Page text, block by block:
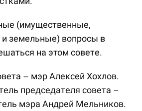
(имущественные,
земельные) вопросы в
на этом совете.
– мэр Алексей Хохлов.
председателя совета –
мэра Андрей Мельников.